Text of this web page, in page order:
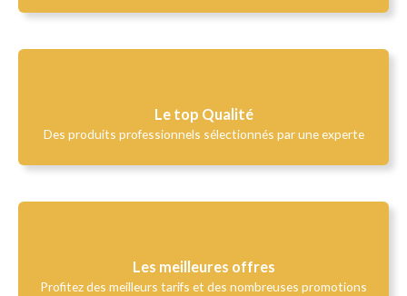
Le top Qualité​
Des produits professionnels sélectionnés par une experte
Les meilleures offres
Profitez des meilleurs tarifs et des nombreuses promotions